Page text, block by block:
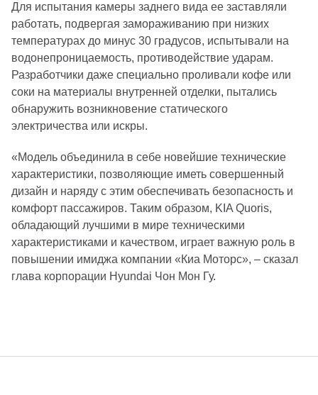
Для испытания камеры заднего вида ее заставляли
работать, подвергая замораживанию при низких
температурах до минус 30 градусов, испытывали на
водонепроницаемость, противодействие ударам.
Разработчики даже специально проливали кофе или
соки на материалы внутренней отделки, пытались
обнаружить возникновение статического
электричества или искры.
«Модель объединила в себе новейшие технические
характеристики, позволяющие иметь совершенный
дизайн и наряду с этим обеспечивать безопасность и
комфорт пассажиров. Таким образом, KIA Quoris,
обладающий лучшими в мире техническими
характеристиками и качеством, играет важную роль в
повышении имиджа компании «Киа Моторс», – сказал
глава корпорации Hyundai Чон Мон Гу.